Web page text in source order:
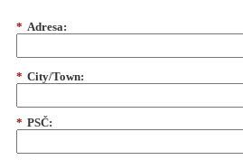
* Adresa:
* City/Town:
* PSČ: